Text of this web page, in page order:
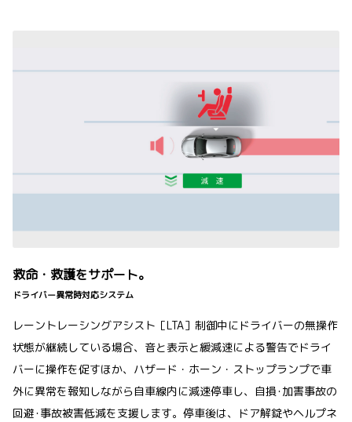
救命・救護をサポート。
ドライバー異常時対応システム
レーントレーシングアシスト［LTA］制御中にドライバーの無操作
状態が継続している場合、音と表示と緩減速による警告でドライ
バーに操作を促すほか、ハザード・ホーン・ストップランプで車
外に異常を報知しながら自車線内に減速停車し、自損･加害事故の
回避･事故被害低減を支援します。停車後は、ドア解錠やヘルプネ